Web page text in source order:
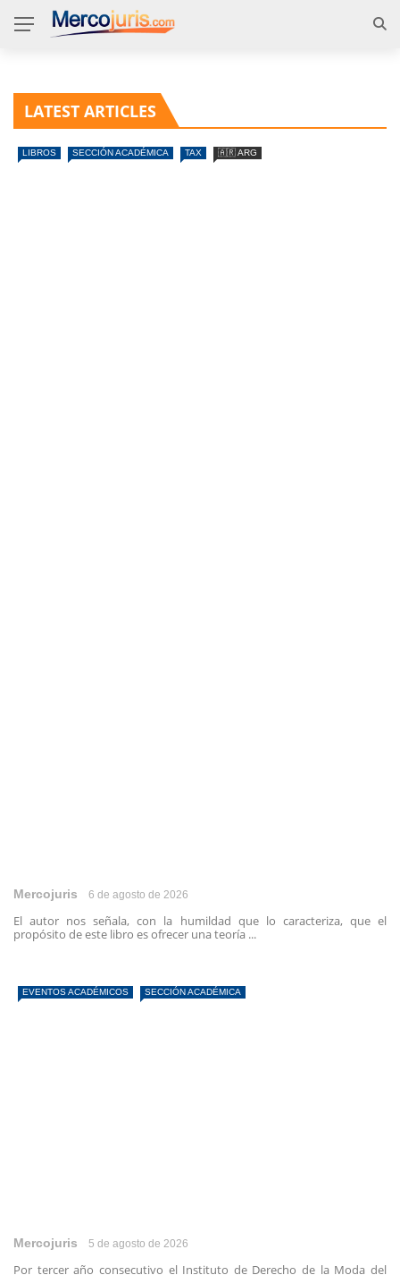
LATEST ARTICLES
LIBROS SECCIÓN ACADÉMICA TAX 🇦🇷 ARG
Mercojuris 6 de agosto de 2026
El autor nos señala, con la humildad que lo caracteriza, que el
propósito de este libro es ofrecer una teoría ...
EVENTOS ACADÉMICOS SECCIÓN ACADÉMICA
Mercojuris 5 de agosto de 2026
Por tercer año consecutivo el Instituto de Derecho de la Moda del